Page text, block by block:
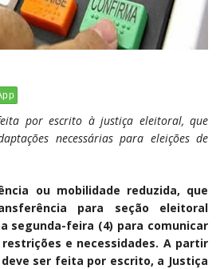
por escrito à justiça eleitoral, que
necessárias para eleições de
ou mobilidade reduzida, que
para seção eleitoral
segunda-feira (4) para comunicar
e necessidades. A partir
ser feita por escrito, a Justiça